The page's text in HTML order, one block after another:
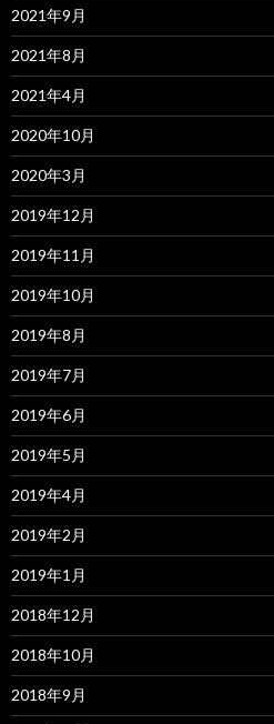
2021年9月
2021年8月
2021年4月
2020年10月
2020年3月
2019年12月
2019年11月
2019年10月
2019年8月
2019年7月
2019年6月
2019年5月
2019年4月
2019年2月
2019年1月
2018年12月
2018年10月
2018年9月